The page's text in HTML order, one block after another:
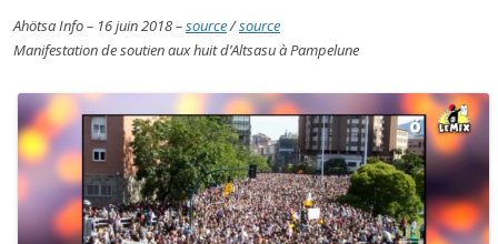
Ahötsa Info – 16 juin 2018 –source/source
Manifestation de soutien aux huit d’Altsasu à Pampelune